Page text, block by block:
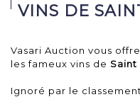
VINS DE
Vasari Auction vous
les fameux vins de Saint
Ignoré par le